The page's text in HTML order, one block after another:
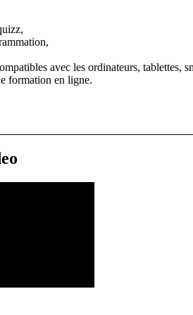
avec les ordinateurs, tablettes,
formation en ligne.